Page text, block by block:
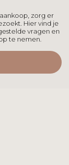
zorg er
Hier vind je
vragen en
te nemen.